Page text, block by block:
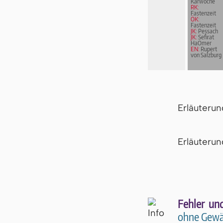
RK:
Fastenzeit
ÖK:
Fastenzeit
JK: Pessach
JK: Sefirat
HaOmer
EN: Rupert
von Salzburg
Fehler
ohne